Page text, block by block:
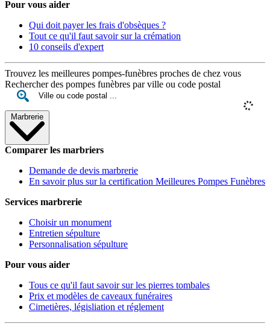
Pour vous aider
Qui doit payer les frais d'obsèques ?
Tout ce qu'il faut savoir sur la crémation
10 conseils d'expert
Trouvez les meilleures pompes-funèbres proches de chez vous
Rechercher des pompes funèbres par ville ou code postal
Marbrerie
Comparer les marbriers
Demande de devis marbrerie
En savoir plus sur la certification Meilleures Pompes Funèbres
Services marbrerie
Choisir un monument
Entretien sépulture
Personnalisation sépulture
Pour vous aider
Tous ce qu'il faut savoir sur les pierres tombales
Prix et modèles de caveaux funéraires
Cimetières, législiation et réglement